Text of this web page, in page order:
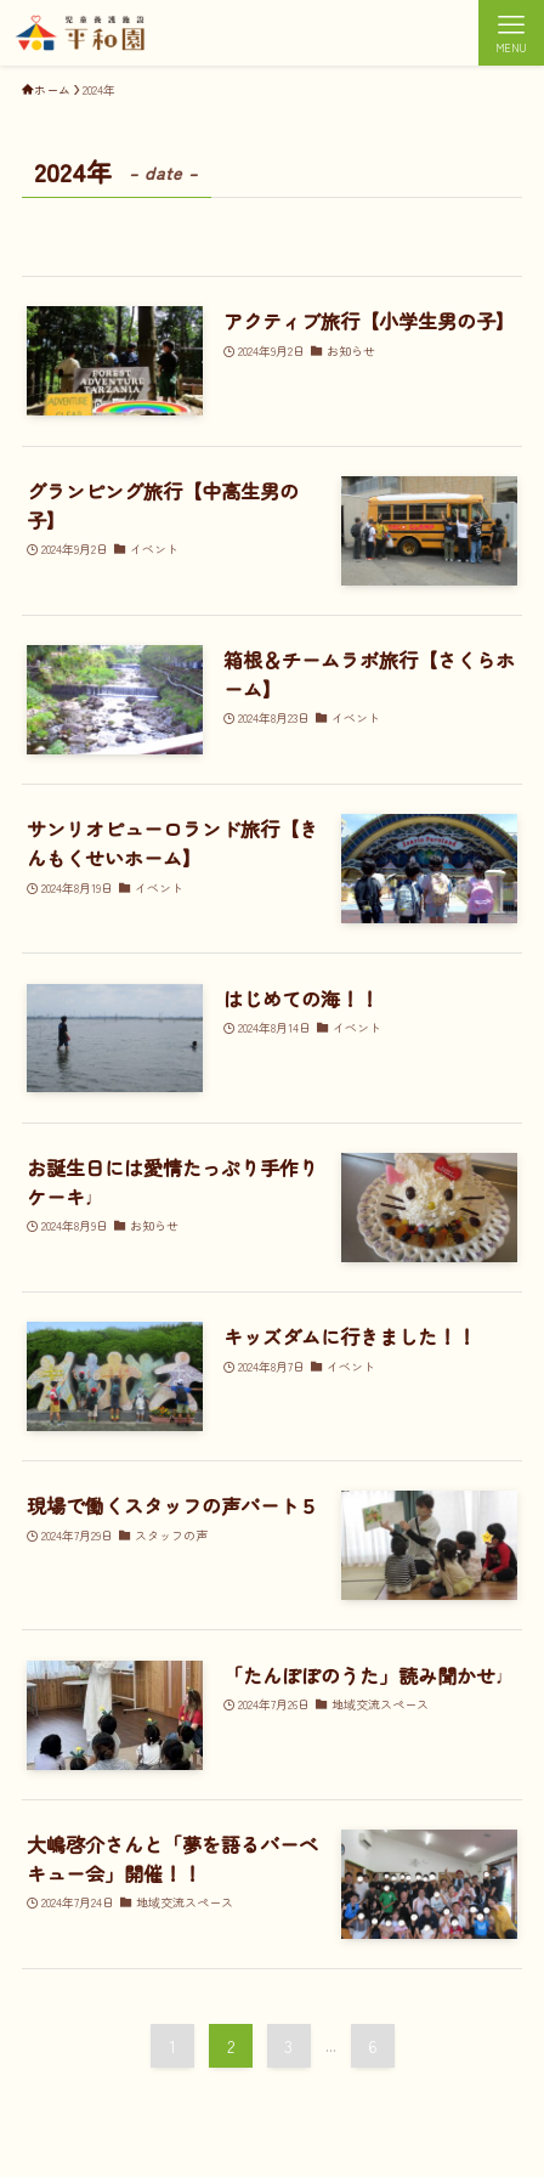
MENU
ホーム 2024年
2024年 – date –
アクティブ旅行【小学生男の子】
2024年9月2日 お知らせ
グランピング旅行【中高生男の
子】
2024年9月2日 イベント
箱根＆チームラボ旅行【さくらホ
ーム】
2024年8月23日 イベント
サンリオピューロランド旅行【き
んもくせいホーム】
2024年8月19日 イベント
はじめての海！！
2024年8月14日 イベント
お誕生日には愛情たっぷり手作り
ケーキ♩
2024年8月9日 お知らせ
キッズダムに行きました！！
2024年8月7日 イベント
現場で働くスタッフの声パート５
2024年7月29日 スタッフの声
「たんぽぽのうた」読み聞かせ♩
2024年7月26日 地域交流スペース
大嶋啓介さんと「夢を語るバーベ
キュー会」開催！！
2024年7月24日 地域交流スペース
1 2 3 ... 6